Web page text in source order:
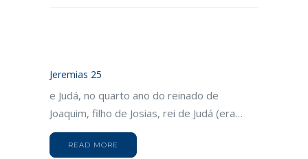
Jeremias 25
e Judá, no quarto ano do reinado de
Joaquim, filho de Josias, rei de Judá (era…
READ MORE